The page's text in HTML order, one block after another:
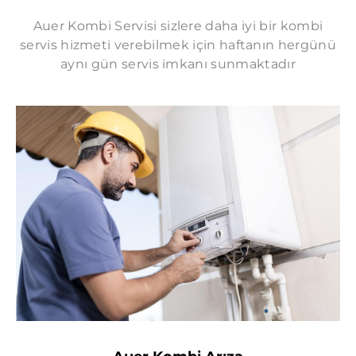
Auer Kombi Servisi sizlere daha iyi bir kombi
servis hizmeti verebilmek için haftanın hergünü
aynı gün servis imkanı sunmaktadır
KAVAKLI AUER SERVISI
GÜRPINAR AUER SERVISI
GÖKTÜRK AUER SERVISI
KEMERBURGAZ AUER SERVISI
HABIPLER AUER SERVISI
SULTANÇIFTLIĞI AUER SERVISI
MECIDIYEKÖY AUER SERVISI
NIŞANTAŞI AUER SERVISI
ORTAKÖY AUER SERVISI
ETILER AUER SERVISI